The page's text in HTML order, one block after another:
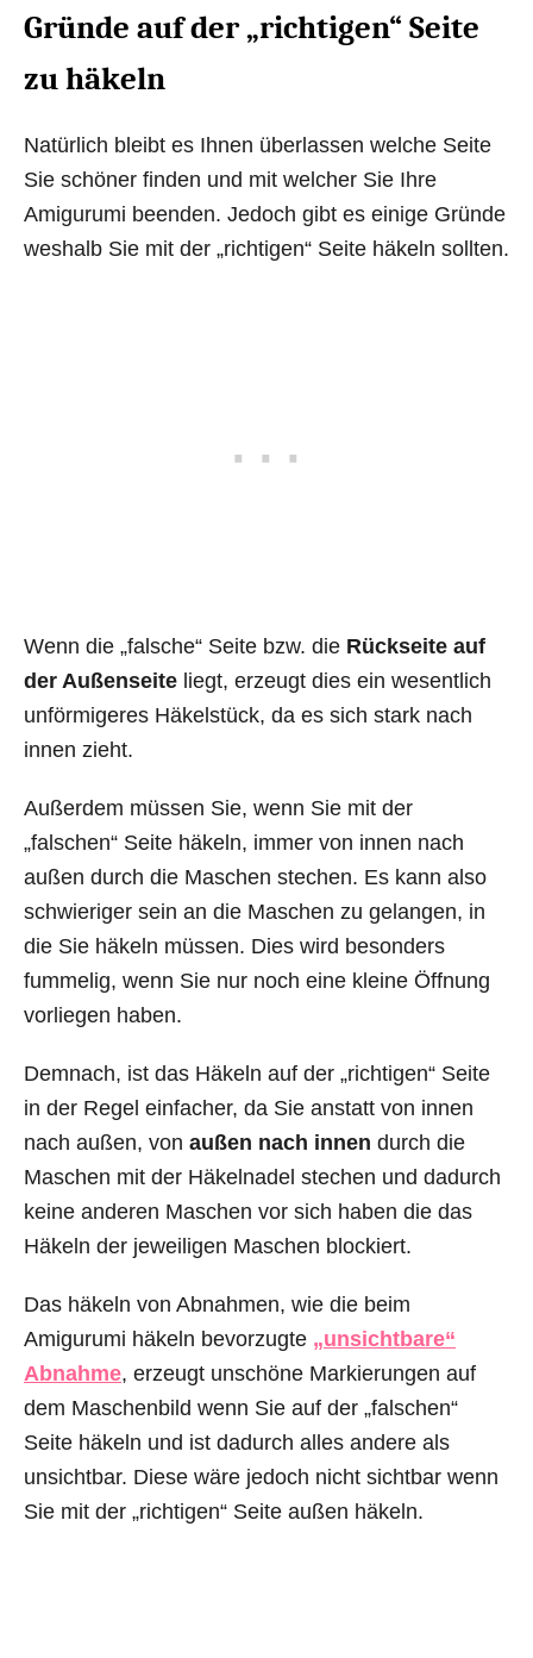
Gründe auf der „richtigen“ Seite
zu häkeln
Natürlich bleibt es Ihnen überlassen welche Seite
Sie schöner finden und mit welcher Sie Ihre
Amigurumi beenden. Jedoch gibt es einige Gründe
weshalb Sie mit der „richtigen“ Seite häkeln sollten.
Wenn die „falsche“ Seite bzw. die Rückseite auf
der Außenseite liegt, erzeugt dies ein wesentlich
unförmigeres Häkelstück, da es sich stark nach
innen zieht.
Außerdem müssen Sie, wenn Sie mit der
„falschen“ Seite häkeln, immer von innen nach
außen durch die Maschen stechen. Es kann also
schwieriger sein an die Maschen zu gelangen, in
die Sie häkeln müssen. Dies wird besonders
fummelig, wenn Sie nur noch eine kleine Öffnung
vorliegen haben.
Demnach, ist das Häkeln auf der „richtigen“ Seite
in der Regel einfacher, da Sie anstatt von innen
nach außen, von außen nach innen durch die
Maschen mit der Häkelnadel stechen und dadurch
keine anderen Maschen vor sich haben die das
Häkeln der jeweiligen Maschen blockiert.
Das häkeln von Abnahmen, wie die beim
Amigurumi häkeln bevorzugte „unsichtbare“
Abnahme, erzeugt unschöne Markierungen auf
dem Maschenbild wenn Sie auf der „falschen“
Seite häkeln und ist dadurch alles andere als
unsichtbar. Diese wäre jedoch nicht sichtbar wenn
Sie mit der „richtigen“ Seite außen häkeln.